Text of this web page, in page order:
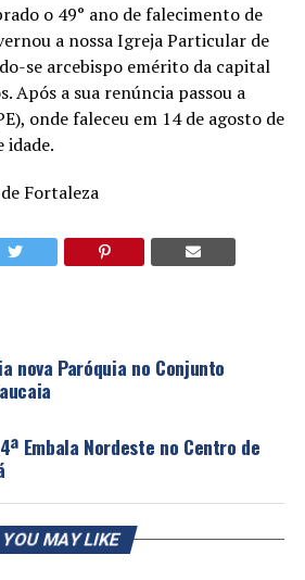
o 49° ano de falecimento de
a nossa Igreja Particular de
se arcebispo emérito da capital
Após a sua renúncia passou a
onde faleceu em 14 de agosto de
idade.
Fortaleza
nova Paróquia no Conjunto
Embala Nordeste no Centro de
YOU MAY LIKE